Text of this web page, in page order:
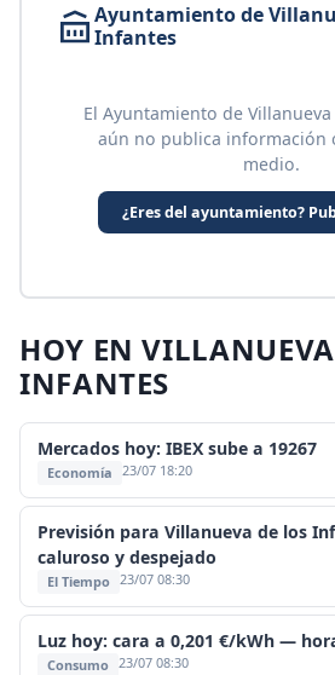
Ayuntamiento de
Infantes
El Ayuntamiento de
aún no publica información
medio.
¿Eres del ayuntamiento?
HOY EN
INFANTES
Mercados hoy: IBEX sube a 19267
Economía 23/07 18:20
Previsión para Villanueva de los
caluroso y despejado
El Tiempo 23/07 08:30
Luz hoy: cara a 0,201 €/kWh —
Consumo 23/07 08:30